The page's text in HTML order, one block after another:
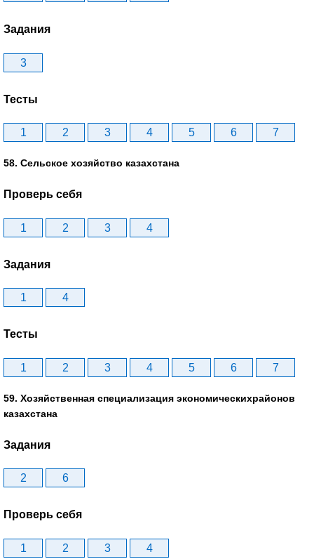
Задания
3
Тесты
1 2 3 4 5 6 7
58. Сельское хозяйство казахстана
Проверь себя
1 2 3 4
Задания
1 4
Тесты
1 2 3 4 5 6 7
59. Хозяйственная специализация экономическихрайонов
казахстана
Задания
2 6
Проверь себя
1 2 3 4